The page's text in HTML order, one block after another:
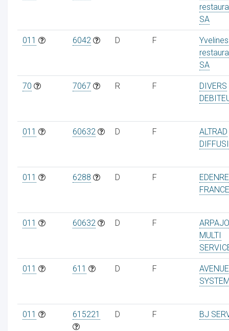
SA
011 6042 D F
Yvelines
SA
70 7067 R F
DIVERS
011 60632 D F
ALTRAD
011 6288 D F
FRANCE
011 60632 D F
MULTI
011 611 D F
011 615221 D F BJ